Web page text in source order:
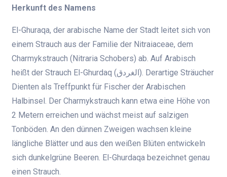
Herkunft des Namens
El-Ghuraqa, der arabische Name der Stadt leitet sich von
einem Strauch aus der Familie der Nitraiaceae, dem
Charmykstrauch (Nitraria Schobers) ab. Auf Arabisch
heißt der Strauch El-Ghurdaq (‏الغردق‎). Derartige Sträucher
Dienten als Treffpunkt für Fischer der Arabischen
Halbinsel. Der Charmykstrauch kann etwa eine Höhe von
2 Metern erreichen und wächst meist auf salzigen
Tonböden. An den dünnen Zweigen wachsen kleine
längliche Blätter und aus den weißen Blüten entwickeln
sich dunkelgrüne Beeren. El-Ghurdaqa bezeichnet genau
einen Strauch.